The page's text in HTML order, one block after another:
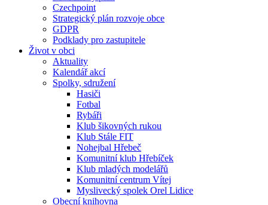
Czechpoint
Strategický plán rozvoje obce
GDPR
Podklady pro zastupitele
Život v obci
Aktuality
Kalendář akcí
Spolky, sdružení
Hasiči
Fotbal
Rybáři
Klub šikovných rukou
Klub Stále FIT
Nohejbal Hřebeč
Komunitní klub Hřebíček
Klub mladých modelářů
Komunitní centrum Vítej
Myslivecký spolek Orel Lidice
Obecní knihovna